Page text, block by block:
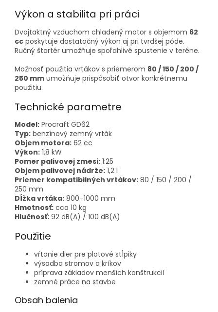
Výkon a stabilita pri práci
Dvojtaktný vzduchom chladený motor s objemom 62
cc poskytuje dostatočný výkon aj pri tvrdšej pôde.
Ručný štartér umožňuje spoľahlivé spustenie v teréne.
Možnosť použitia vrtákov s priemerom 80 / 150 / 200 /
250 mm umožňuje prispôsobiť otvor konkrétnemu
použitiu.
Technické parametre
Model: Procraft GD62
Typ: benzínový zemný vrták
Objem motora: 62 cc
Výkon: 1,8 kW
Pomer palivovej zmesi: 1:25
Objem palivovej nádrže: 1,2 l
Priemer kompatibilných vrtákov: 80 / 150 / 200 /
250 mm
Dĺžka vrtáka: 800–1000 mm
Hmotnosť: cca 10 kg
Hlučnosť: 92 dB(A) / 100 dB(A)
Použitie
vŕtanie dier pre plotové stĺpiky
výsadba stromov a kríkov
príprava základov menších konštrukcií
zemné práce na stavbe
Obsah balenia